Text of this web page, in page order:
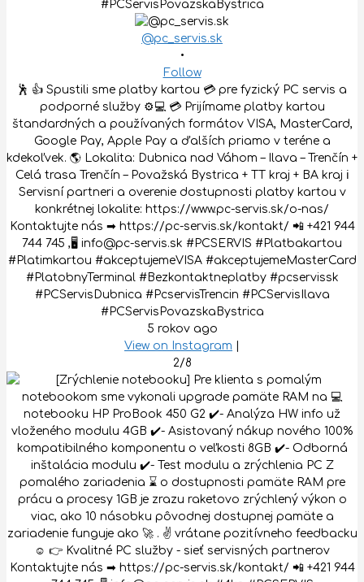
@pc_servis.sk
•
Follow
🕺 👍 Spustili sme platby kartou 💳 pre fyzický PC servis a
podporné služby ⚙️💻 💳 Prijímame platby kartou
štandardných a používaných formátov VISA, MasterCard,
Google Pay, Apple Pay a ďalších priamo v teréne a
kdekoľvek. 🌎 Lokalita: Dubnica nad Váhom – Ilava – Trenčín +
Celá trasa Trenčín – Považská Bystrica + TT kraj + BA kraj ℹ
Servisní partneri a overenie dostupnosti platby kartou v
konkrétnej lokalite: https://www.pc-servis.sk/o-nas/
Kontaktujte nás ➡ https://pc-servis.sk/kontakt/ 📲 +421 944
744 745 ,🖥 info@pc-servis.sk #PCSERVIS #Platbakartou
#Platimkartou #akceptujemeVISA #akceptujemeMasterCard
#PlatobnyTerminal #Bezkontaktneplatby #pcservissk
#PCServisDubnica #PcservisTrencin #PCServisIlava
#PCServisPovazskaBystrica
5 rokov ago
View on Instagram |
2/8